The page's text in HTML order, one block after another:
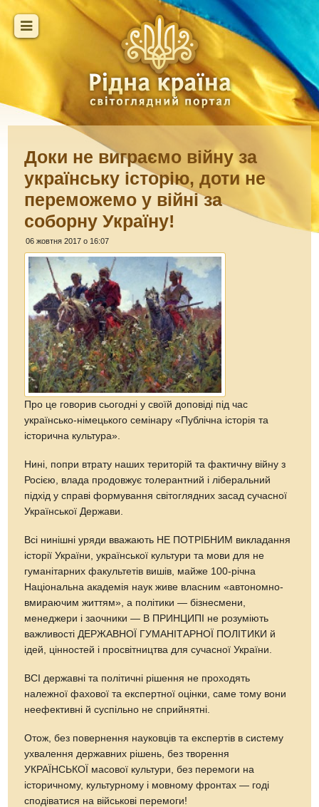
Доки не виграємо війну за
українську історію, доти не
переможемо у війні за
соборну Україну!
06 жовтня 2017 о 16:07
Про це говорив сьогодні у своїй доповіді під час
українсько-німецького семінару «Публічна історія та
історична культура».
Нині, попри втрату наших територій та фактичну війну з
Росією, влада продовжує толерантний і ліберальний
підхід у справі формування світоглядних засад сучасної
Української Держави.
Всі нинішні уряди вважають НЕ ПОТРІБНИМ викладання
історії України, української культури та мови для не
гуманітарних факультетів вишів, майже 100-річна
Національна академія наук живе власним «автономно-
вмираючим життям», а політики — бізнесмени,
менеджери і заочники — В ПРИНЦИПІ не розуміють
важливості ДЕРЖАВНОЇ ГУМАНІТАРНОЇ ПОЛІТИКИ й
ідей, цінностей і просвітництва для сучасної України.
ВСІ державні та політичні рішення не проходять
належної фахової та експертної оцінки, саме тому вони
неефективні й суспільно не сприйнятні.
Отож, без повернення науковців та експертів в систему
ухвалення державних рішень, без творення
УКРАЇНСЬКОЇ масової культури, без перемоги на
історичному, культурному і мовному фронтах — годі
сподіватися на військові перемоги!